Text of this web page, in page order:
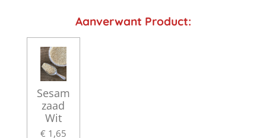
Aanverwant Product:
Sesam
zaad
Wit
€ 1,65